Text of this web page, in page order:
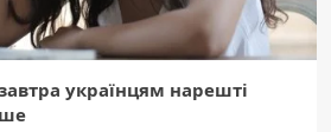
українцям нарешті